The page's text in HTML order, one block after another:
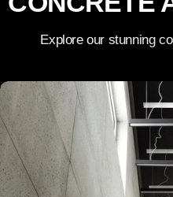
Explore our stunning